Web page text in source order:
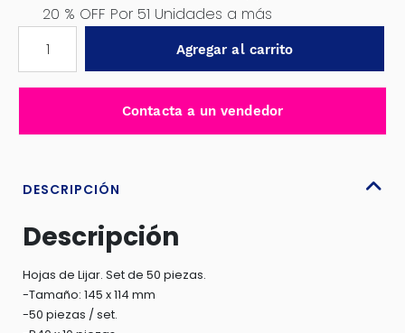
20 % OFF Por 51 Unidades a más
LIJAS
TAC145115
Agregar al carrito
Contacta a un vendedor
DESCRIPCIÓN
Descripción
Hojas de Lijar. Set de 50 piezas.
-Tamaño: 145 x 114 mm
-50 piezas / set.